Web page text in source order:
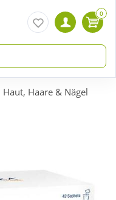
0
Haut, Haare & Nägel